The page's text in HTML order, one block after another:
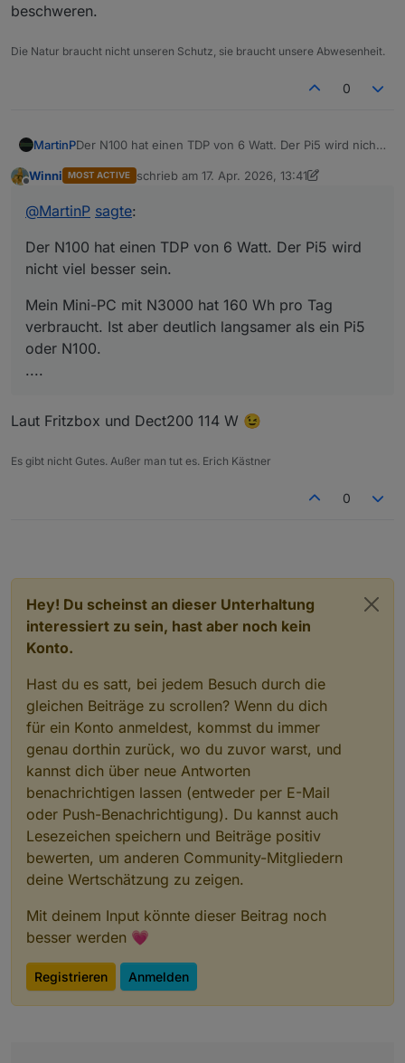
beschweren.
Die Natur braucht nicht unseren Schutz, sie braucht unsere Abwesenheit.
0
MartinPDer N100 hat einen TDP von 6 Watt. Der Pi5 wird nicht
Mein Mini-PC mit N3000 hat 160 Wh pro Tag
N100.
Incl. Peripherie ist es inzwischen aber mehr.
Zigbee Stick
Google Coral USB KI Modul
USB Hdd
Offline
Winni MOST ACTIVE schrieb am 17. Apr. 2026, 13:41
zuletzt editiert von Winni
@MartinP sagte:
Der N100 hat einen TDP von 6 Watt. Der Pi5 wird
nicht viel besser sein.
Mein Mini-PC mit N3000 hat 160 Wh pro Tag
verbraucht. Ist aber deutlich langsamer als ein Pi5
oder N100.
....
Laut Fritzbox und Dect200 114 W 😉
Es gibt nicht Gutes. Außer man tut es. Erich Kästner
0
Hey! Du scheinst an dieser Unterhaltung
interessiert zu sein, hast aber noch kein
Konto.
Hast du es satt, bei jedem Besuch durch die
gleichen Beiträge zu scrollen? Wenn du dich
für ein Konto anmeldest, kommst du immer
genau dorthin zurück, wo du zuvor warst, und
kannst dich über neue Antworten
benachrichtigen lassen (entweder per E-Mail
oder Push-Benachrichtigung). Du kannst auch
Lesezeichen speichern und Beiträge positiv
bewerten, um anderen Community-Mitgliedern
deine Wertschätzung zu zeigen.
Mit deinem Input könnte dieser Beitrag noch
besser werden 💗
Registrieren Anmelden